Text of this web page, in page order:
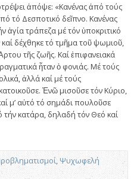
ἀπόψε: «Κανένας ἀπό τούς
τό Δεσποτικό δεῖπνο. Κανένας
τράπεζα μέ τόν ὑποκριτικό
καί δέχθηκε τό τμῆμα τοῦ ψωμιοῦ,
τῆς ζωῆς. Καί ἐπιφανειακά
ἦταν ὁ φονιάς. Μέ τούς
ἀλλά καί μέ τούς
Ἐνῶ μισοῦσε τόν Κύριο,
μ’ αὐτό τό σημάδι πουλοῦσε
κατάρα, δηλαδή τόν Θεό καί
,Ψυχωφελή